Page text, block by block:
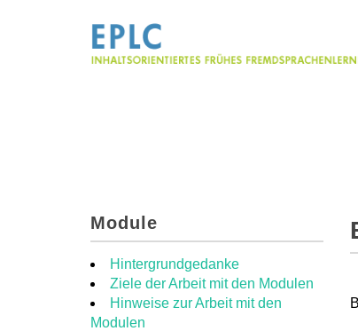
Module
Hintergrundgedanke
Ziele der Arbeit mit den Modulen
Hinweise zur Arbeit mit den
Modulen